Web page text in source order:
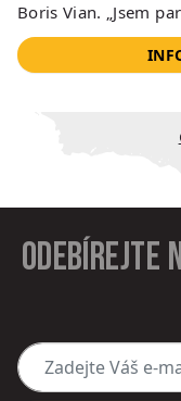
Boris Vian. „Jsem
Odebírejte
Zadejte Váš e-mail